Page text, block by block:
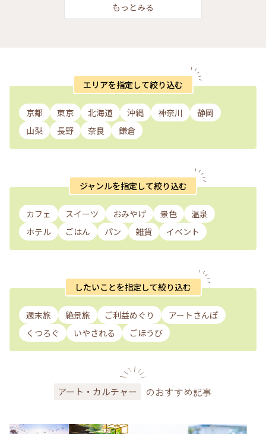
もっとみる
エリアを指定して絞り込む
京都 東京 北海道 沖縄 神奈川
静岡
山梨
長野 奈良 鎌倉
ジャンルを指定して絞り込む
カフェ スイーツ おみやげ 景色
温泉
ホテル
ごはん パン 雑貨 イベント
したいことを指定して絞り込む
週末旅 絶景旅 ご利益めぐり
アートさんぽ
くつろぐ
いやされる ごほうび
アート・カルチャー のおすすめ記事